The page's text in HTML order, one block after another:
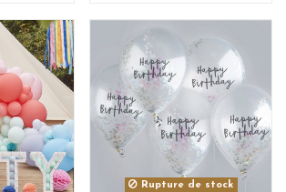
Rupture de stock